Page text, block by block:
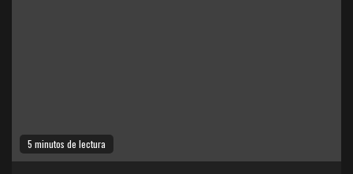
5 minutos de lectura